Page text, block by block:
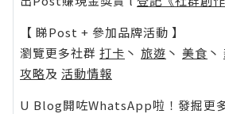
【 睇Post + 參加品牌活動 】
瀏覽更多社群 打卡 丶 旅遊 丶 美食 丶
攻略及 活動情報
U Blog開咗WhatsApp啦！發掘更